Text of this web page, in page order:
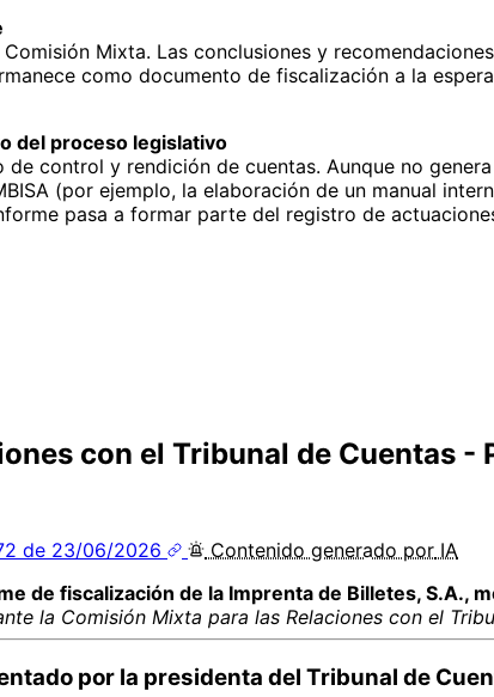
Mixta. Las conclusiones y
como documento de fiscalización a la
del proceso legislativo
control y rendición de cuentas. Aunque no
(por ejemplo, la elaboración de un manual
pasa a formar parte del registro de
con el Tribunal de Cuentas -
de 23/06/2026 Contenido generado por IA
de fiscalización de la Imprenta de Billetes, S.A.,
la Comisión Mixta para las Relaciones con el
por la presidenta del Tribunal de